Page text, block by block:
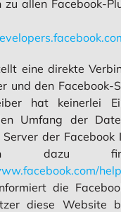
zu allen Facebook-
eine direkte
und den Facebook-
hat keinerlei
Umfang der
der Facebook
dazu
die
diese Website